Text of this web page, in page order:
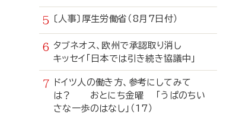
〔人事〕厚生労働省（8月7日付）
タブネオス、欧州で承認取り消し
キッセイ「日本では引き続き協議中」
ドイツ人の働き方、参考にしてみて
は？ おとにち金曜 「うぱのちい
さな一歩のはなし」（17）